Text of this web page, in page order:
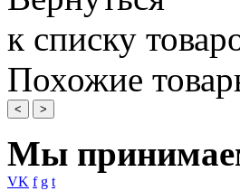
к списку
Похожие
< >
Мы
VK f g t